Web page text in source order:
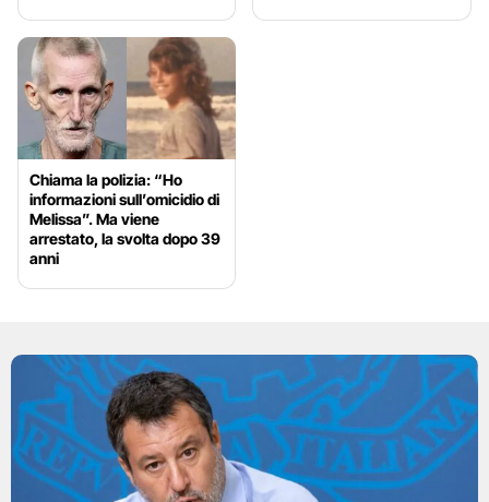
Chiama la polizia: “Ho
informazioni sull’omicidio di
Melissa”. Ma viene
arrestato, la svolta dopo 39
anni